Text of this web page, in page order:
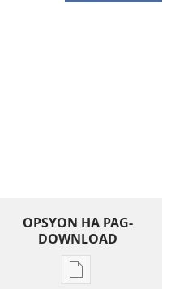
OPSYON HA PAG-
DOWNLOAD
Opsyon